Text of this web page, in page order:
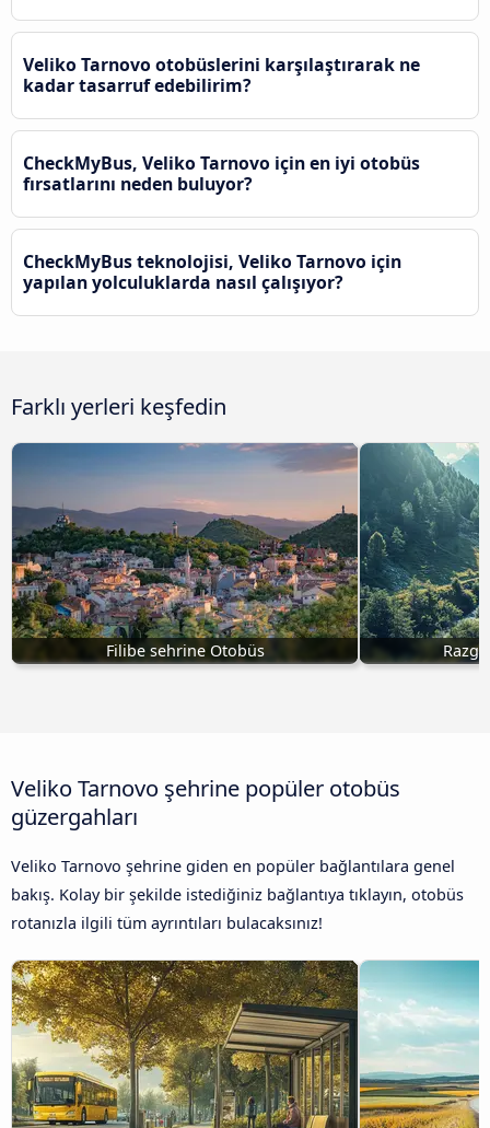
Veliko Tarnovo otobüslerini karşılaştırarak ne
kadar tasarruf edebilirim?
CheckMyBus, Veliko Tarnovo için en iyi otobüs
fırsatlarını neden buluyor?
CheckMyBus teknolojisi, Veliko Tarnovo için
yapılan yolculuklarda nasıl çalışıyor?
Farklı yerleri keşfedin
Filibe sehrine Otobüs
Veliko Tarnovo şehrine popüler otobüs
güzergahları
Veliko Tarnovo şehrine giden en popüler bağlantılara genel
bakış. Kolay bir şekilde istediğiniz bağlantıya tıklayın, otobüs
rotanızla ilgili tüm ayrıntıları bulacaksınız!